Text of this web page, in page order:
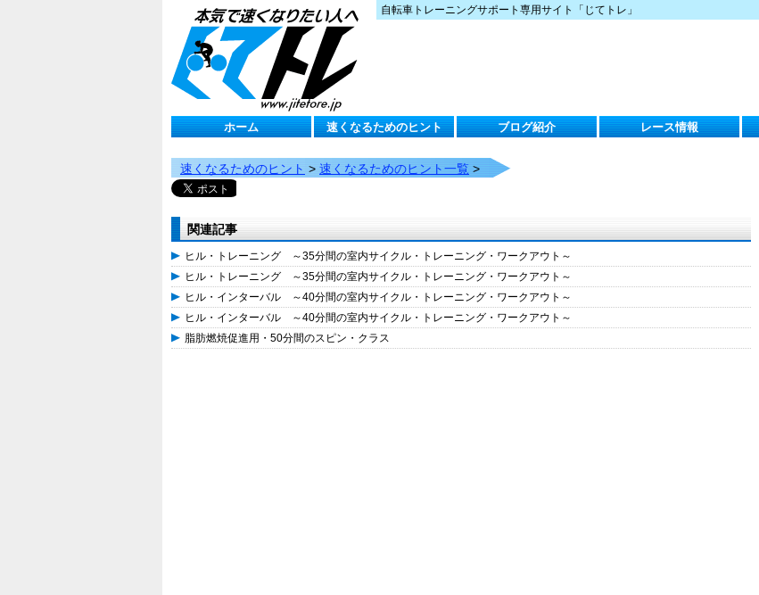
自転車トレーニングサポート専用サイト「じてトレ」
ホーム 速くなるためのヒント ブログ紹介 レース情報
速くなるためのヒント > 速くなるためのヒント一覧 >
関連記事
ヒル・トレーニング ～35分間の室内サイクル・トレーニング・ワークアウト～
ヒル・トレーニング ～35分間の室内サイクル・トレーニング・ワークアウト～
ヒル・インターバル ～40分間の室内サイクル・トレーニング・ワークアウト～
ヒル・インターバル ～40分間の室内サイクル・トレーニング・ワークアウト～
脂肪燃焼促進用・50分間のスピン・クラス